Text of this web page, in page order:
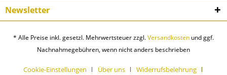
Newsletter
* Alle Preise inkl. gesetzl. Mehrwertsteuer zzgl.Versandkosten und ggf.
Nachnahmegebühren, wenn nicht anders beschrieben
Cookie-Einstellungen Über uns
Widerrufsbelehrung